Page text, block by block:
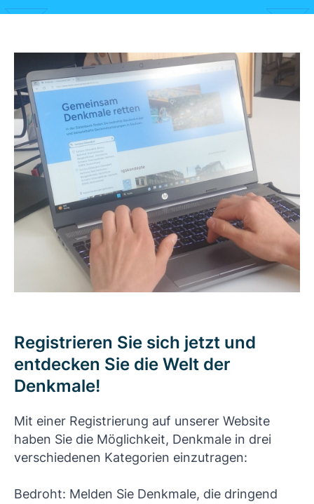
Registrieren Sie sich jetzt und
entdecken Sie die Welt der
Denkmale!
Mit einer Registrierung auf unserer Website
haben Sie die Möglichkeit, Denkmale in drei
verschiedenen Kategorien einzutragen:
Bedroht: Melden Sie Denkmale, die dringend